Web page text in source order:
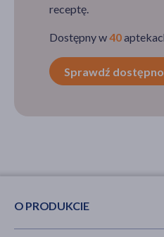
receptę.
Dostępny w40
Sprawdź
O PRODUKCIE